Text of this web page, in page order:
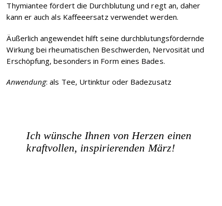
Thymiantee fördert die Durchblutung und regt an, daher
kann er auch als Kaffeeersatz verwendet werden.
Äußerlich angewendet hilft seine durchblutungsfördernde
Wirkung bei rheumatischen Beschwerden, Nervosität und
Erschöpfung, besonders in Form eines Bades.
Anwendung: als Tee, Urtinktur oder Badezusatz
Ich wünsche Ihnen von Herzen einen
kraftvollen, inspirierenden März!